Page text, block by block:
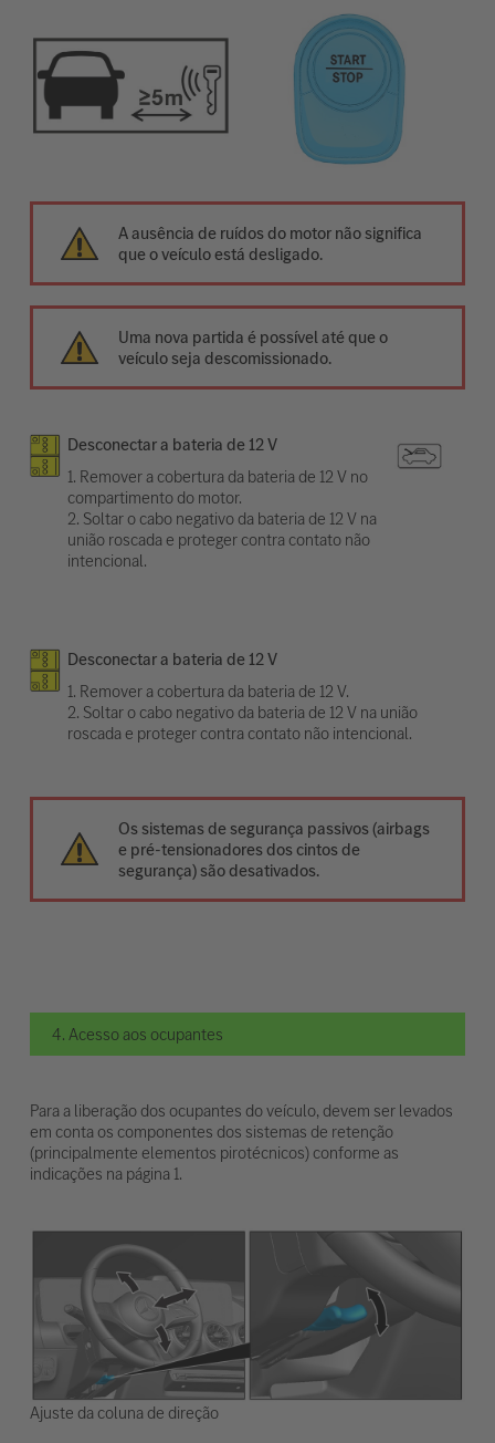
A ausência de ruídos do motor não significa
que o veículo está desligado.
Uma nova partida é possível até que o
veículo seja descomissionado.
Desconectar a bateria de 12 V
1. Remover a cobertura da bateria de 12 V no
compartimento do motor.
2. Soltar o cabo negativo da bateria de 12 V na
união roscada e proteger contra contato não
intencional.
Desconectar a bateria de 12 V
1. Remover a cobertura da bateria de 12 V.
2. Soltar o cabo negativo da bateria de 12 V na união
roscada e proteger contra contato não intencional.
Os sistemas de segurança passivos (airbags
e pré-tensionadores dos cintos de
segurança) são desativados.
4. Acesso aos ocupantes
Para a liberação dos ocupantes do veículo, devem ser levados
em conta os componentes dos sistemas de retenção
(principalmente elementos pirotécnicos) conforme as
indicações na página 1.
Ajuste da coluna de direção